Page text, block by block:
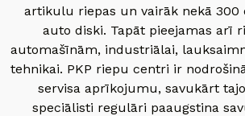
artikulu riepas un vairāk nekā 300
auto diski. Tapāt pieejamas arī
automašīnām, industriālai,
tehnikai. PKP riepu centri ir
servisa aprīkojumu, savukārt
speciālisti regulāri paaugstina